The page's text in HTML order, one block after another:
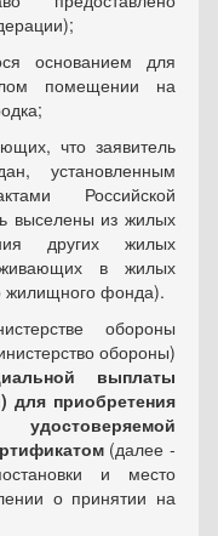
основанием для
помещении на
что заявитель
установленным
Российской
выселены из жилых
других жилых
в жилых
жилищного фонда).
обороны
обороны)
выплаты
для приобре­тения
(далее -
и место
о принятии на